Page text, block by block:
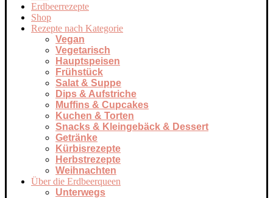
Erdbeerrezepte
Shop
Rezepte nach Kategorie
Vegan
Vegetarisch
Hauptspeisen
Frühstück
Salat & Suppe
Dips & Aufstriche
Muffins & Cupcakes
Kuchen & Torten
Snacks & Kleingebäck & Dessert
Getränke
Kürbisrezepte
Herbstrezepte
Weihnachten
Über die Erdbeerqueen
Unterwegs